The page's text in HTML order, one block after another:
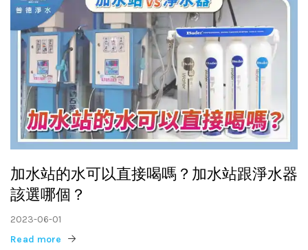
加水站的水可以直接喝嗎？加水站跟淨水器
該選哪個？
2023-06-01
Read more